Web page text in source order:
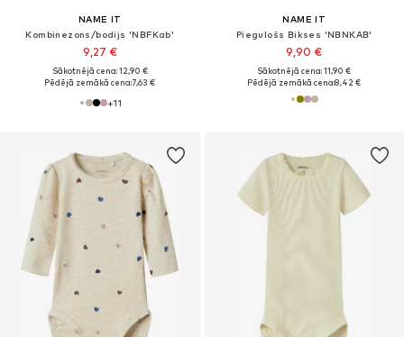
NAME IT
Kombinezons/bodijs 'NBFKab'
9,27 €
Sākotnējā cena: 12,90 €
Pēdējā zemākā cena:7,63 €
+11
NAME IT
Piegulošs Bikses 'NBNKAB'
9,90 €
Sākotnējā cena: 11,90 €
Pēdējā zemākā cena:8,42 €